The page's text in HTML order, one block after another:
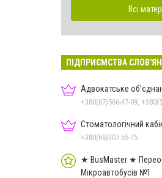
Всі
ПІДПРИЄМСТВА
Адвокатське
+380(67)566-47-09,
Стоматологічний
+380(66)307-55-75
★ BusMaster ★
Мікроавтобусів №1